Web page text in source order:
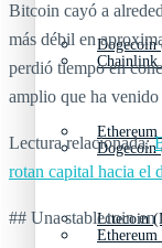
Dogecoin
Litecoin
Dogecoin
Bitcoin cayó a
más débil en
perdió tiempo en
amplio que ha venido
Lectura relacionada:
rotan capital hacia el
## Una stablecoin